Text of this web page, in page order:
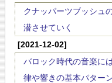
クナッパーツブッシュ
潜させていく
[2021-12-02]
バロック時代の音楽に
律や響きの基本パター